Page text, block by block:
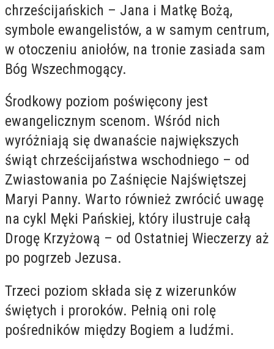
chrześcijańskich – Jana i Matkę Bożą,
symbole ewangelistów, a w samym centrum,
w otoczeniu aniołów, na tronie zasiada sam
Bóg Wszechmogący.
Środkowy poziom poświęcony jest
ewangelicznym scenom. Wśród nich
wyróżniają się dwanaście największych
świąt chrześcijaństwa wschodniego – od
Zwiastowania po Zaśnięcie Najświętszej
Maryi Panny. Warto również zwrócić uwagę
na cykl Męki Pańskiej, który ilustruje całą
Drogę Krzyżową – od Ostatniej Wieczerzy aż
po pogrzeb Jezusa.
Trzeci poziom składa się z wizerunków
świętych i proroków. Pełnią oni rolę
pośredników między Bogiem a ludźmi.